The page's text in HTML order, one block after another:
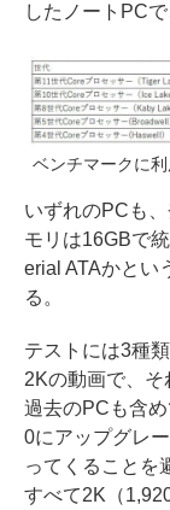
したノートPC
ベンチマークに
いずれのPCも
モリは16GBで
erial ATAかとい
る。
テストには3種
2Kの動画で、そ
過去のPCも含
0にアップグレ
ってくることを
すべて2K（